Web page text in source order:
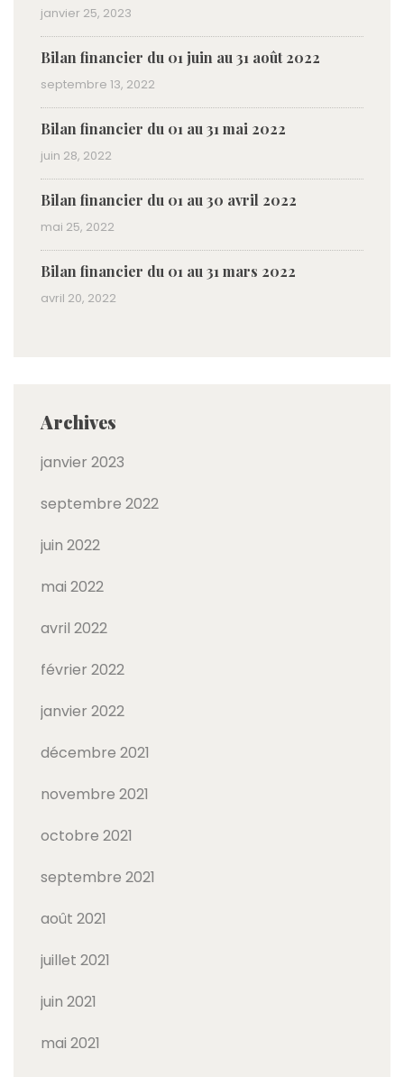
janvier 25, 2023
Bilan financier du 01 juin au 31 août 2022
septembre 13, 2022
Bilan financier du 01 au 31 mai 2022
juin 28, 2022
Bilan financier du 01 au 30 avril 2022
mai 25, 2022
Bilan financier du 01 au 31 mars 2022
avril 20, 2022
Archives
janvier 2023
septembre 2022
juin 2022
mai 2022
avril 2022
février 2022
janvier 2022
décembre 2021
novembre 2021
octobre 2021
septembre 2021
août 2021
juillet 2021
juin 2021
mai 2021